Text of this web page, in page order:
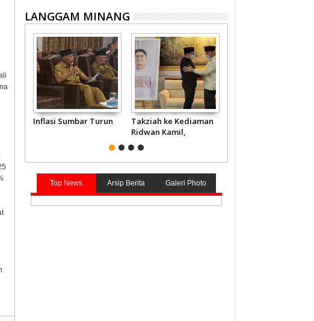
LANGGAM MINANG
Inflasi Sumbar Turun
Takziah ke Kediaman
Ridwan Kamil,
Gubernur Mahyeldi
Doakan Eril Syahid
Top News Arsip Berita Galeri Photo